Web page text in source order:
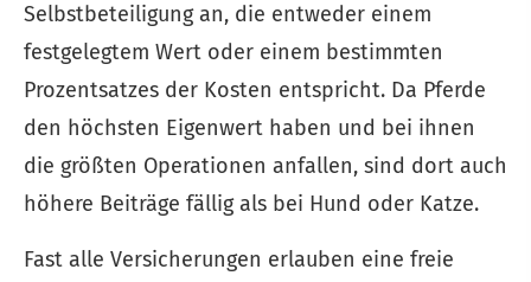
Selbstbeteiligung an, die entweder einem
festgelegtem Wert oder einem bestimmten
Prozentsatzes der Kosten entspricht. Da Pferde
den höchsten Eigenwert haben und bei ihnen
die größten Operationen anfallen, sind dort auch
höhere Beiträge fällig als bei Hund oder Katze.
Fast alle Versicherungen erlauben eine freie